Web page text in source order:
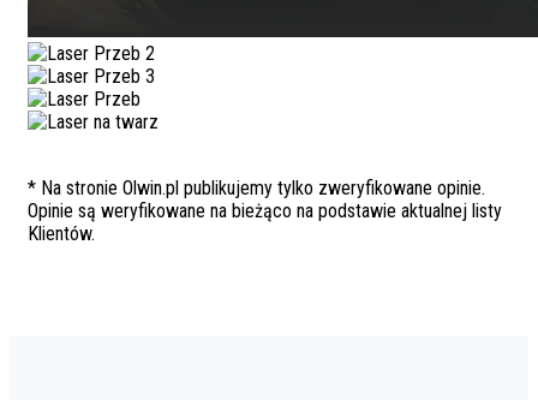
* Na stronie Olwin.pl publikujemy tylko zweryfikowane opinie.
Opinie są weryfikowane na bieżąco na podstawie aktualnej listy
Klientów.